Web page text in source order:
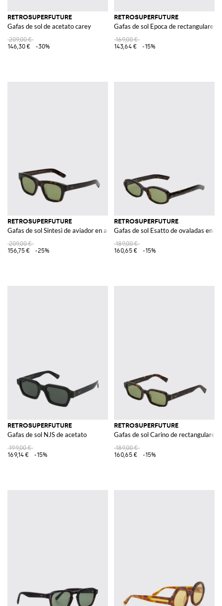
RETROSUPERFUTURE
Gafas de sol de acetato carey
209,00 €
146,30 €
-30%
RETROSUPERFUTURE
Gafas de sol Epoca de rectangulares
169,00 €
143,64 €
-15%
RETROSUPERFUTURE
Gafas de sol Sintesi de aviador en acetato carey
209,00 €
156,75 €
-25%
RETROSUPERFUTURE
Gafas de sol Esatto de ovaladas en
189,00 €
160,65 €
-15%
RETROSUPERFUTURE
Gafas de sol NJS de acetato
199,00 €
169,14 €
-15%
RETROSUPERFUTURE
Gafas de sol Carino de rectangulares
189,00 €
160,65 €
-15%